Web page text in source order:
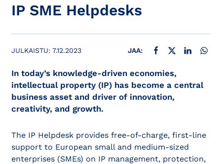
IP SME Helpdesks
JULKAISTU: 7.12.2023 JAA: JAA FACEBOOKISSA
JAA X:SSÄ JAA
In today’s knowledge-driven economies,
intellectual property (IP) has become a central
business asset and driver of innovation,
creativity, and growth.
The IP Helpdesk provides free-of-charge, first-line
support to European small and medium-sized
enterprises (SMEs) on IP management, protection,